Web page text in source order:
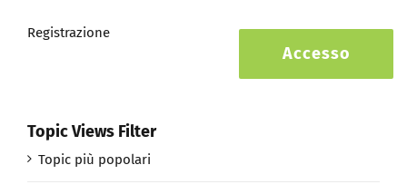
Accesso
Registrazione
Topic Views Filter
Topic più popolari